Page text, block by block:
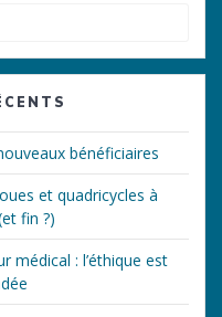
bénéficiaires
et quadricycles à
fin ?)
médical : l’éthique est